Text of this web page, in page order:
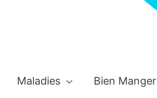
Maladies Bien Manger